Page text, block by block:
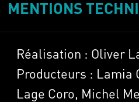
MENTIONS
Réalisation : Oliver
Producteurs : Lamia
Lage Coro, Michel